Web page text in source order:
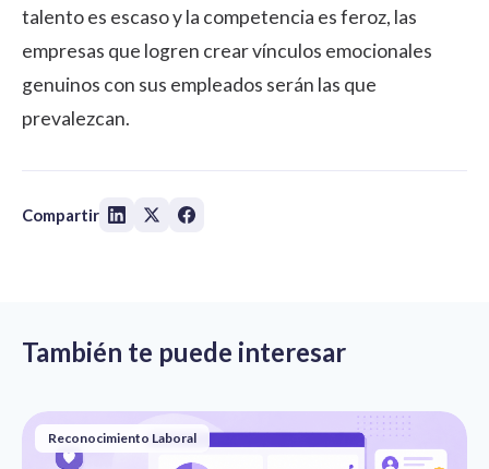
talento es escaso y la competencia es feroz, las
empresas que logren crear vínculos emocionales
genuinos con sus empleados serán las que
prevalezcan.
Compartir
También te puede interesar
Reconocimiento Laboral